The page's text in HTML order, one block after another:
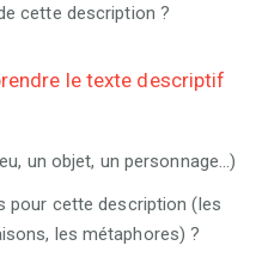
cette description ?
le texte descriptif
un objet, un personnage...)
pour cette description (les
les métaphores) ?